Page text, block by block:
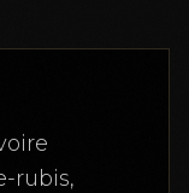
rubis,